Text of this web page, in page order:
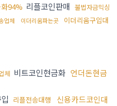
94% 리플코인판매 불법자금믹싱
업체 이더리움파는곳
이더리움구입대
체 비트코인현금화 언더돈현금
리플전송대행
신용카드코인대